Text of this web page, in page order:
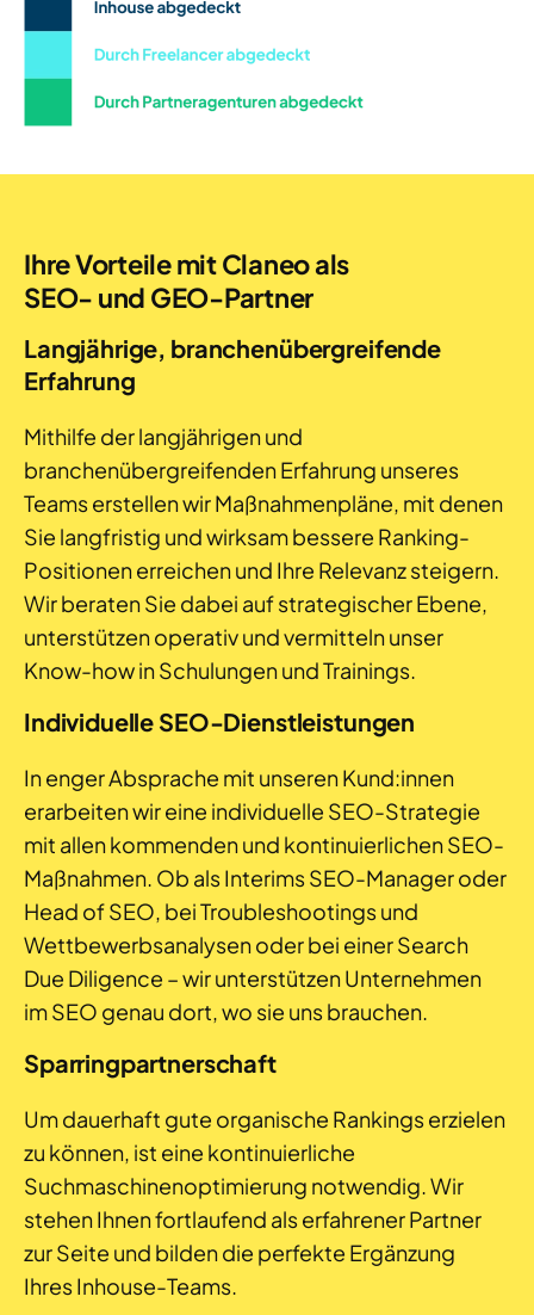
Ihre Vorteile mit Claneo als
SEO- und GEO-Partner
Langjährige, branchenübergreifende
Erfahrung
Mithilfe der langjährigen und
branchenübergreifenden Erfahrung unseres
Teams erstellen wir Maßnahmenpläne, mit denen
Sie langfristig und wirksam bessere Ranking-
Positionen erreichen und Ihre Relevanz steigern.
Wir beraten Sie dabei auf strategischer Ebene,
unterstützen operativ und vermitteln unser
Know-how in Schulungen und Trainings.
Individuelle SEO-Dienstleistungen
In enger Absprache mit unseren Kund:innen
erarbeiten wir eine individuelle SEO-Strategie
mit allen kommenden und kontinuierlichen SEO-
Maßnahmen. Ob als Interims SEO-Manager oder
Head of SEO, bei Troubleshootings und
Wettbewerbsanalysen oder bei einer Search
Due Diligence – wir unterstützen Unternehmen
im SEO genau dort, wo sie uns brauchen.
Sparringpartnerschaft
Um dauerhaft gute organische Rankings erzielen
zu können, ist eine kontinuierliche
Suchmaschinenoptimierung notwendig. Wir
stehen Ihnen fortlaufend als erfahrener Partner
zur Seite und bilden die perfekte Ergänzung
Ihres Inhouse-Teams.